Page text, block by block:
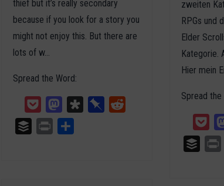
thief but it’s really secondary
because if you look for a story you
might not enjoy this. But there are
lots of w…
Spread the Word:
Pocket MastodonDiasporaPinboard
Buffer
Print
zweiten
RPGs und
Elder
Kategorie.
Hier mein
Spread the
Buffer